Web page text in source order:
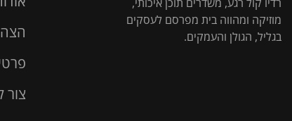
מוזיקה ומהווה בית מפרסם לעסקים
בגליל, הגולן והעמקים.
צור